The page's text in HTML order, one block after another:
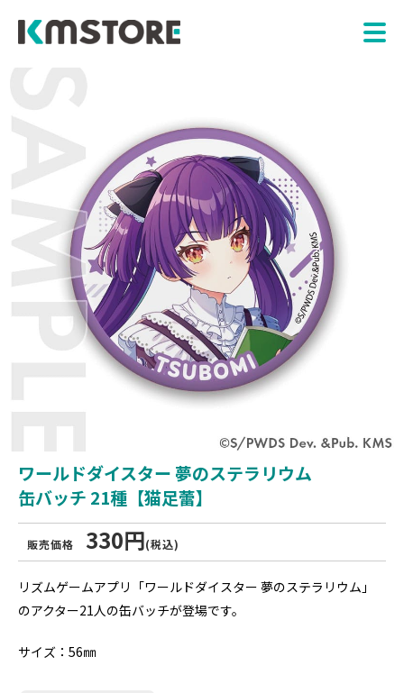
ワールドダイスター 夢のステラリウム
缶バッチ 21種【猫足蕾】
販売価格 330円(税込)
リズムゲームアプリ「ワールドダイスター 夢のステラリウム」
のアクター21人の缶バッチが登場です。
サイズ：56㎜